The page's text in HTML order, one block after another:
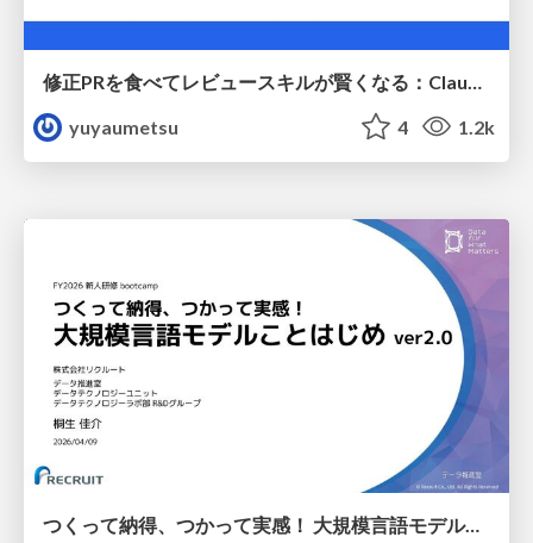
yuyaumetsu
4 1.2k
つくって納得、つかって実感！ 大規模言語モデルことはじめ ver2.0